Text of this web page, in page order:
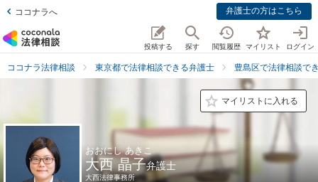
ココナラへ 弁護士の方はこちら
投稿する 探す 閲覧履歴 マイリスト ログイン
ココナラ法律相談 東京都で法律相談できる弁護士 豊島区で法律相談で
マイリストに入れる
おおにし あきこ
大西 晶子弁護士
大西法律事務所